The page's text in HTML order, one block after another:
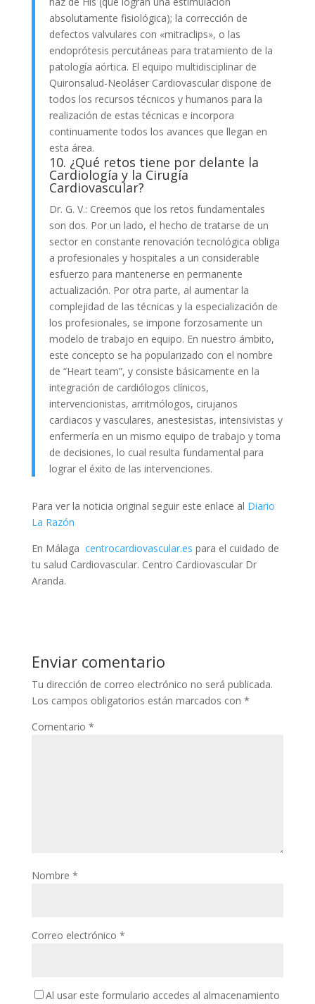
absolutamente fisiológica); la corrección de
defectos valvulares con «mitraclips», o las
endoprótesis percutáneas para tratamiento de la
patología aórtica. El equipo multidisciplinar de
Quironsalud-Neoláser Cardiovascular dispone de
todos los recursos técnicos y humanos para la
realización de estas técnicas e incorpora
continuamente todos los avances que llegan en
esta área.
10. ¿Qué retos tiene por delante la
Cardiología y la Cirugía
Cardiovascular?
Dr. G. V.: Creemos que los retos fundamentales
son dos. Por un lado, el hecho de tratarse de un
sector en constante renovación tecnológica obliga
a profesionales y hospitales a un considerable
esfuerzo para mantenerse en permanente
actualización. Por otra parte, al aumentar la
complejidad de las técnicas y la especialización de
los profesionales, se impone forzosamente un
modelo de trabajo en equipo. En nuestro ámbito,
este concepto se ha popularizado con el nombre
de “Heart team”, y consiste básicamente en la
integración de cardiólogos clínicos,
intervencionistas, arritmólogos, cirujanos
cardiacos y vasculares, anestesistas, intensivistas y
enfermería en un mismo equipo de trabajo y toma
de decisiones, lo cual resulta fundamental para
lograr el éxito de las intervenciones.
Para ver la noticia original seguir este enlace al Diario
La Razón
En Málaga centrocardiovascular.es para el cuidado de
tu salud Cardiovascular. Centro Cardiovascular Dr
Aranda.
Enviar comentario
Tu dirección de correo electrónico no será publicada.
Los campos obligatorios están marcados con *
Comentario *
Nombre *
Correo electrónico *
Al usar este formulario accedes al almacenamiento